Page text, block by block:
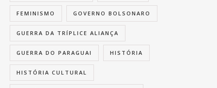
FEMINISMO GOVERNO BOLSONARO
GUERRA DA TRÍPLICE ALIANÇA
GUERRA DO PARAGUAI HISTÓRIA
HISTÓRIA CULTURAL